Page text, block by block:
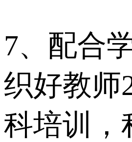
7、配合
织好教师
科培训，